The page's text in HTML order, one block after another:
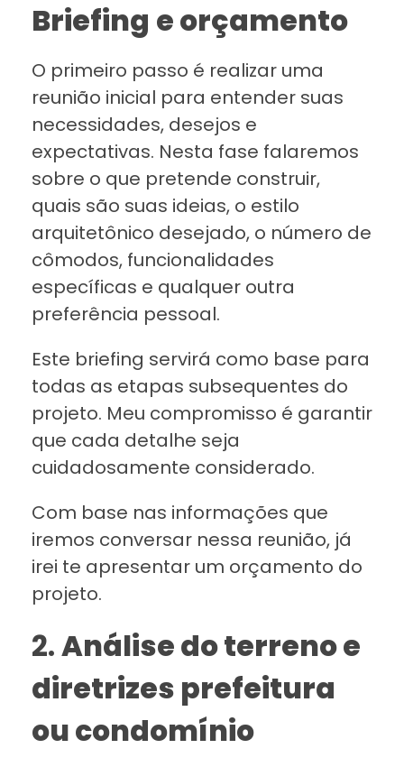
Briefing e orçamento
O primeiro passo é realizar uma
reunião inicial para entender suas
necessidades, desejos e
expectativas. Nesta fase falaremos
sobre o que pretende construir,
quais são suas ideias, o estilo
arquitetônico desejado, o número de
cômodos, funcionalidades
específicas e qualquer outra
preferência pessoal.
Este briefing servirá como base para
todas as etapas subsequentes do
projeto. Meu compromisso é garantir
que cada detalhe seja
cuidadosamente considerado.
Com base nas informações que
iremos conversar nessa reunião, já
irei te apresentar um orçamento do
projeto.
2.Análise do terreno e
diretrizes prefeitura
ou condomínio